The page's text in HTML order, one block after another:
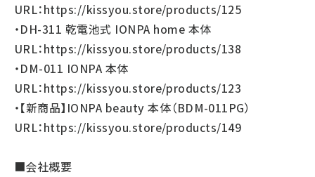
URL：https://kissyou.store/products/125
・DH-311 乾電池式 IONPA home 本体
URL：https://kissyou.store/products/138
・DM-011 IONPA 本体
URL：https://kissyou.store/products/123
・【新商品】IONPA beauty 本体（BDM-011PG）
URL：https://kissyou.store/products/149
■会社概要